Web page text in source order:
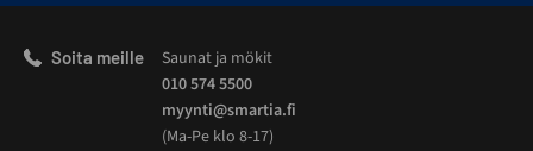
Soita meille
Saunat ja mökit
010 574 5500
myynti@smartia.fi
(Ma-Pe klo 8-17)